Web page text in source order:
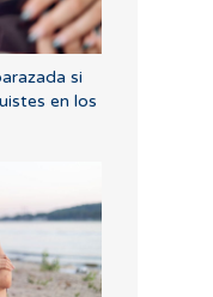
si
en los